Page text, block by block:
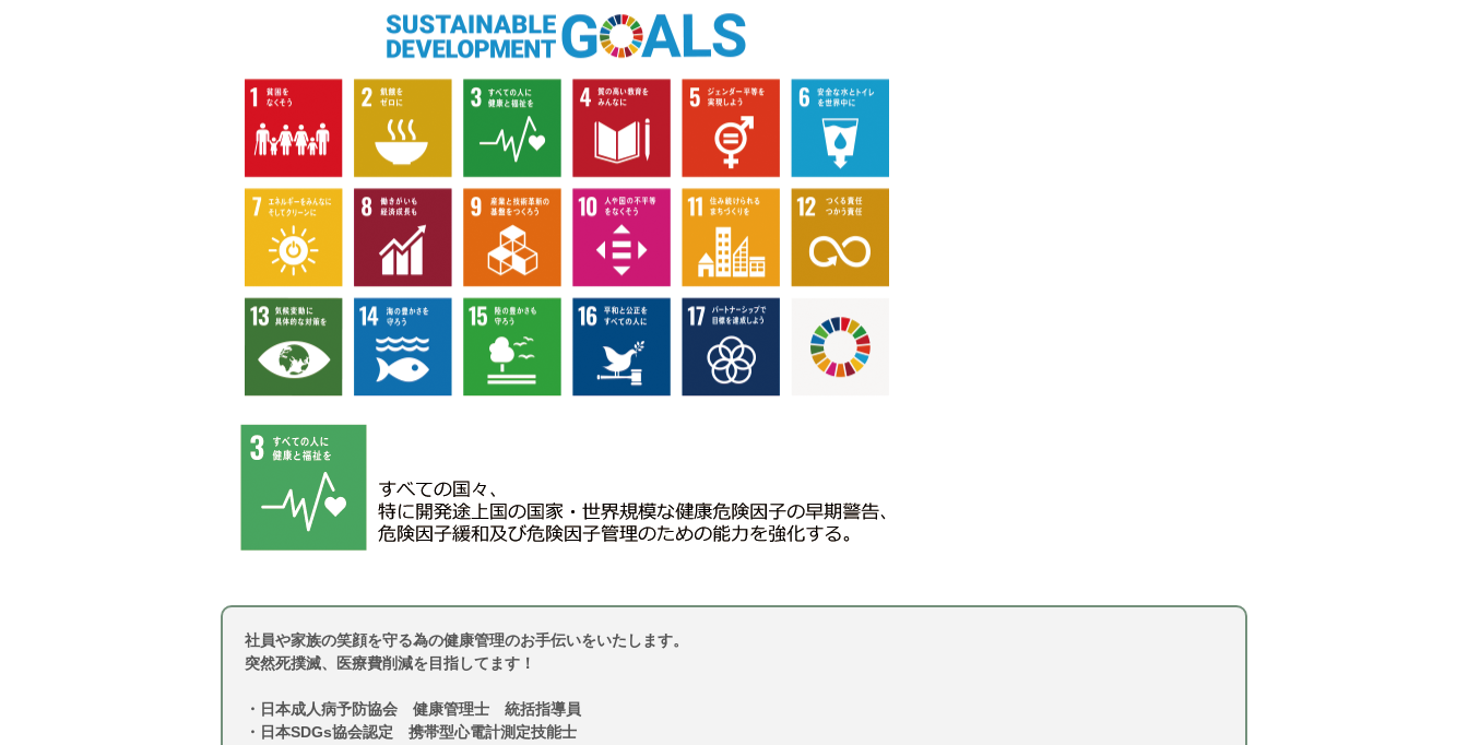
社員や家族の笑顔を守る為の健康管理のお手伝いをいたします。
突然死撲滅、医療費削減を目指してます！
・日本成人病予防協会 健康管理士 統括指導員
・日本SDGs協会認定 携帯型心電計測定技能士